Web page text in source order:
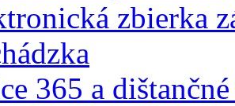
zbierka
365 a